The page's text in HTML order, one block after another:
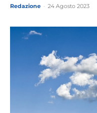
Redazione 24 Agosto 2023